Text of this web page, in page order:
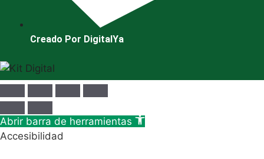
Creado Por DigitalYa
Abrir barra de herramientas
Accesibilidad